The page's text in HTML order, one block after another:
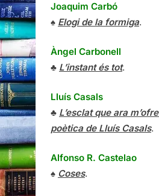
Joaquim Carbó
♠ Elogi de la formiga.
Àngel Carbonell
♣ L’instant és tot.
Lluís Casals
♣ L’esclat que ara
poètica de Lluís Casals.
Alfonso R. Castelao
♠ Coses.